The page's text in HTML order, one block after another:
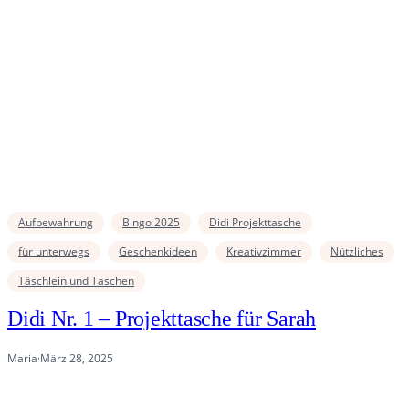
Aufbewahrung Bingo 2025
Didi Projekttasche
für unterwegs
Geschenkideen Kreativzimmer
Nützliches
Täschlein und Taschen
Didi Nr. 1 – Projekttasche für Sarah
Maria·März 28, 2025